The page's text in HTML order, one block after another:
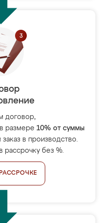
договор,
размере 10% от суммы
в производство.
рассрочку без %.